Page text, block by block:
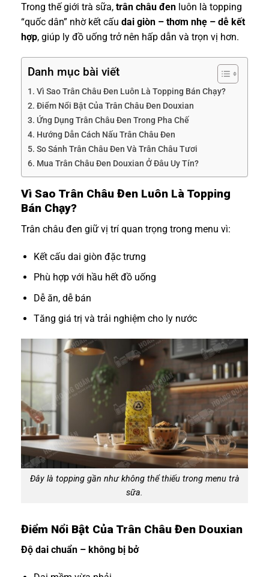
Trong thế giới trà sữa, trân châu đen luôn là topping
“quốc dân” nhờ kết cấu dai giòn – thơm nhẹ – dễ kết
hợp, giúp ly đồ uống trở nên hấp dẫn và trọn vị hơn.
Danh mục bài viết
Vì Sao Trân Châu Đen Luôn Là Topping Bán Chạy?
Điểm Nổi Bật Của Trân Châu Đen Douxian
Ứng Dụng Trân Châu Đen Trong Pha Chế
Hướng Dẫn Cách Nấu Trân Châu Đen
So Sánh Trân Châu Đen Và Trân Châu Tươi
Mua Trân Châu Đen Douxian Ở Đâu Uy Tín?
Vì Sao Trân Châu Đen Luôn Là Topping
Bán Chạy?
Trân châu đen giữ vị trí quan trọng trong menu vì:
Kết cấu dai giòn đặc trưng
Phù hợp với hầu hết đồ uống
Dễ ăn, dễ bán
Tăng giá trị và trải nghiệm cho ly nước
Đây là topping gần như không thể thiếu trong menu trà
sữa.
Điểm Nổi Bật Của Trân Châu Đen Douxian
Độ dai chuẩn – không bị bở